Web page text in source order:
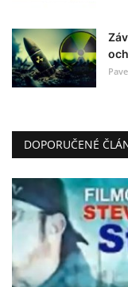
DOPORUČENÉ